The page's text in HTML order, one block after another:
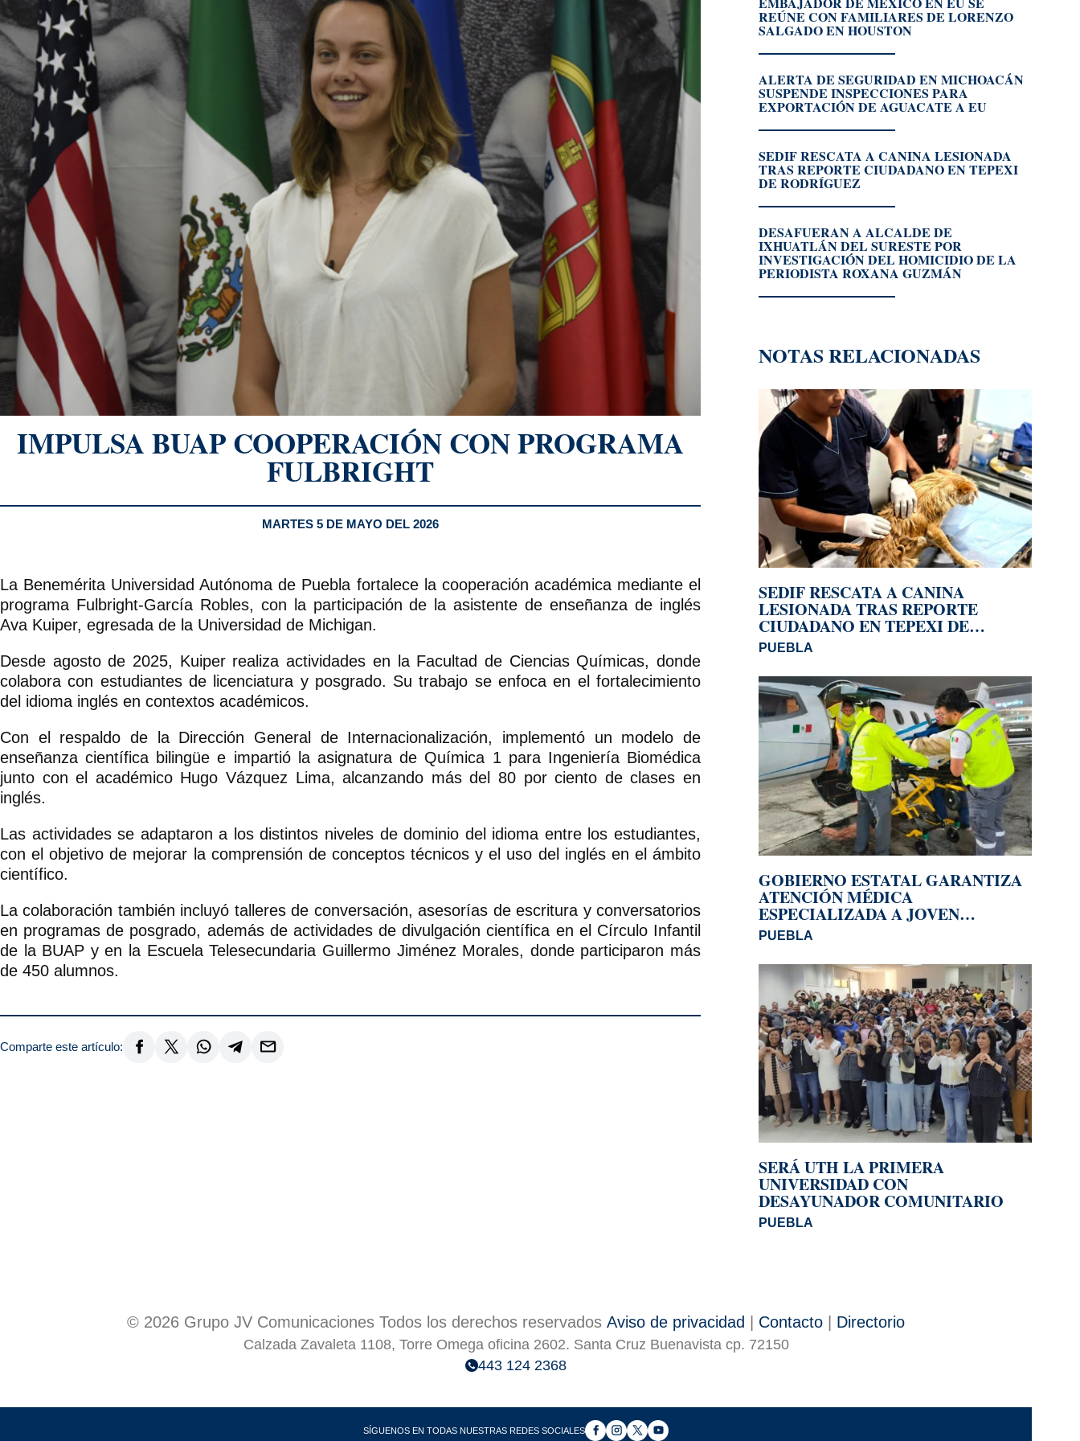
IMPULSA BUAP COOPERACIÓN CON PROGRAMA
FULBRIGHT
MARTES 5 DE MAYO DEL 2026
La Benemérita Universidad Autónoma de Puebla fortalece la cooperación académica mediante el
programa Fulbright-García Robles, con la participación de la asistente de enseñanza de inglés
Ava Kuiper, egresada de la Universidad de Michigan.
Desde agosto de 2025, Kuiper realiza actividades en la Facultad de Ciencias Químicas, donde
colabora con estudiantes de licenciatura y posgrado. Su trabajo se enfoca en el fortalecimiento
del idioma inglés en contextos académicos.
Con el respaldo de la Dirección General de Internacionalización, implementó un modelo de
enseñanza científica bilingüe e impartió la asignatura de Química 1 para Ingeniería Biomédica
junto con el académico Hugo Vázquez Lima, alcanzando más del 80 por ciento de clases en
inglés.
Las actividades se adaptaron a los distintos niveles de dominio del idioma entre los estudiantes,
con el objetivo de mejorar la comprensión de conceptos técnicos y el uso del inglés en el ámbito
científico.
La colaboración también incluyó talleres de conversación, asesorías de escritura y conversatorios
en programas de posgrado, además de actividades de divulgación científica en el Círculo Infantil
de la BUAP y en la Escuela Telesecundaria Guillermo Jiménez Morales, donde participaron más
de 450 alumnos.
Comparte este artículo:
REÚNE CON FAMILIARES DE LORENZO
SALGADO EN HOUSTON
ALERTA DE SEGURIDAD EN MICHOACÁN
SUSPENDE INSPECCIONES PARA
EXPORTACIÓN DE AGUACATE A EU
SEDIF RESCATA A CANINA LESIONADA
TRAS REPORTE CIUDADANO EN TEPEXI
DE RODRÍGUEZ
DESAFUERAN A ALCALDE DE
IXHUATLÁN DEL SURESTE POR
INVESTIGACIÓN DEL HOMICIDIO DE LA
PERIODISTA ROXANA GUZMÁN
NOTAS RELACIONADAS
SEDIF RESCATA A CANINA
LESIONADA TRAS REPORTE
CIUDADANO EN TEPEXI DE
RODRÍGUEZ
PUEBLA
GOBIERNO ESTATAL GARANTIZA
ATENCIÓN MÉDICA
ESPECIALIZADA A JOVEN
REPATRIADO DE ESTADOS UNIDOS
PUEBLA
SERÁ UTH LA PRIMERA
UNIVERSIDAD CON
DESAYUNADOR COMUNITARIO
PUEBLA
© 2026 Grupo JV Comunicaciones Todos los derechos reservados Aviso de privacidad Contacto Directorio
Calzada Zavaleta 1108, Torre Omega oficina 2602. Santa Cruz Buenavista cp. 72150
443 124 2368
SÍGUENOS EN TODAS NUESTRAS REDES SOCIALES